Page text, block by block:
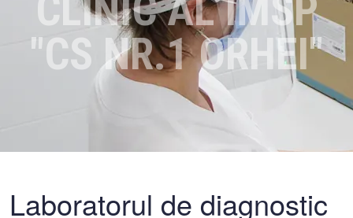
"CS NR.1 ORHEI"
Laboratorul de diagnostic